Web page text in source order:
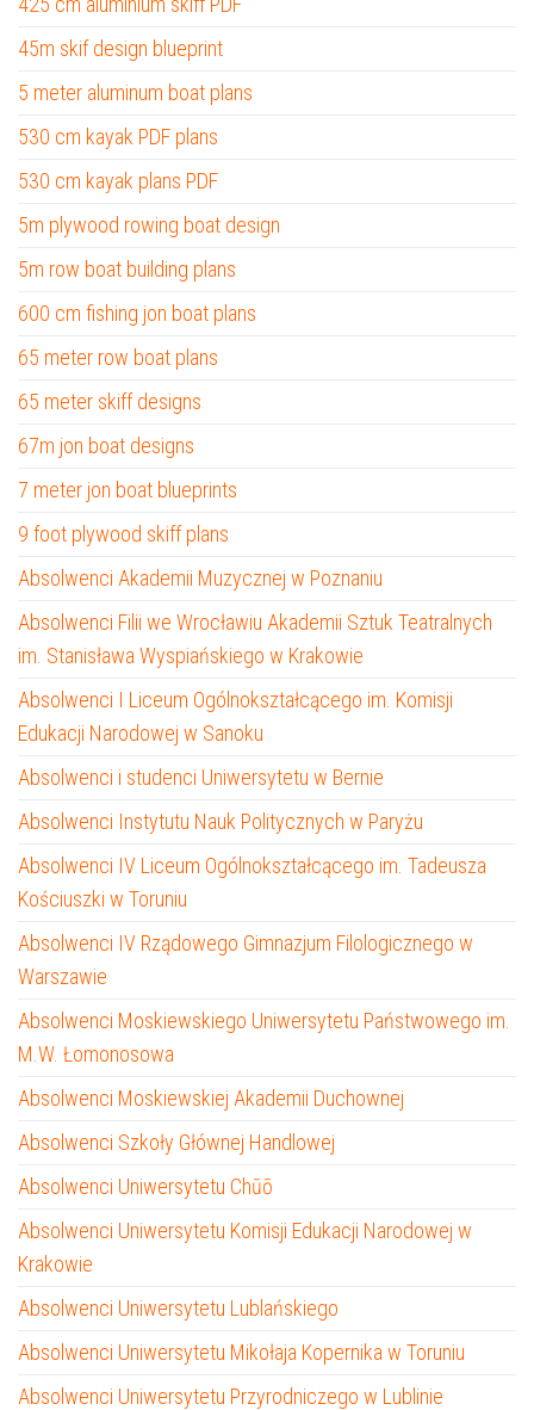
45m skif design blueprint
5 meter aluminum boat plans
530 cm kayak PDF plans
530 cm kayak plans PDF
5m plywood rowing boat design
5m row boat building plans
600 cm fishing jon boat plans
65 meter row boat plans
65 meter skiff designs
67m jon boat designs
7 meter jon boat blueprints
9 foot plywood skiff plans
Absolwenci Akademii Muzycznej w Poznaniu
Absolwenci Filii we Wrocławiu Akademii Sztuk Teatralnych
im. Stanisława Wyspiańskiego w Krakowie
Absolwenci I Liceum Ogólnokształcącego im. Komisji
Edukacji Narodowej w Sanoku
Absolwenci i studenci Uniwersytetu w Bernie
Absolwenci Instytutu Nauk Politycznych w Paryżu
Absolwenci IV Liceum Ogólnokształcącego im. Tadeusza
Kościuszki w Toruniu
Absolwenci IV Rządowego Gimnazjum Filologicznego w
Warszawie
Absolwenci Moskiewskiego Uniwersytetu Państwowego im.
M.W. Łomonosowa
Absolwenci Moskiewskiej Akademii Duchownej
Absolwenci Szkoły Głównej Handlowej
Absolwenci Uniwersytetu Chūō
Absolwenci Uniwersytetu Komisji Edukacji Narodowej w
Krakowie
Absolwenci Uniwersytetu Lublańskiego
Absolwenci Uniwersytetu Mikołaja Kopernika w Toruniu
Absolwenci Uniwersytetu Przyrodniczego w Lublinie